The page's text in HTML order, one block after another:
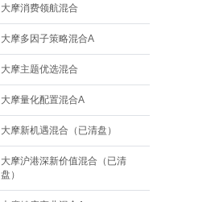
大摩消费领航混合
大摩多因子策略混合A
大摩主题优选混合
大摩量化配置混合A
大摩新机遇混合（已清盘）
大摩沪港深新价值混合（已清
盘）